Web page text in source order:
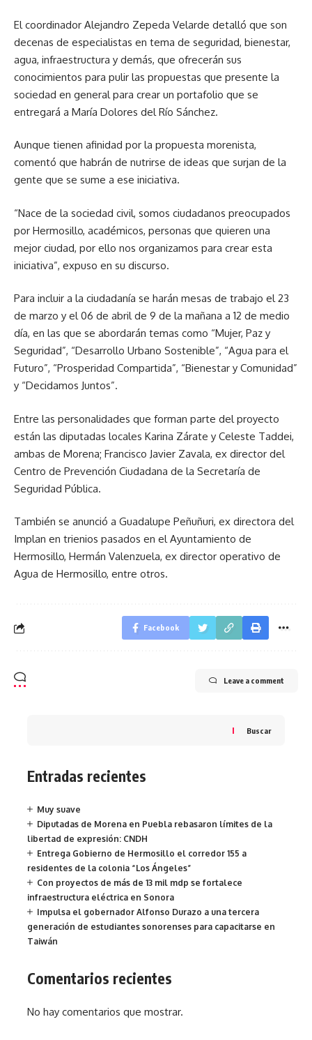
El coordinador Alejandro Zepeda Velarde detalló que son
decenas de especialistas en tema de seguridad, bienestar,
agua, infraestructura y demás, que ofrecerán sus
conocimientos para pulir las propuestas que presente la
sociedad en general para crear un portafolio que se
entregará a María Dolores del Río Sánchez.
Aunque tienen afinidad por la propuesta morenista,
comentó que habrán de nutrirse de ideas que surjan de la
gente que se sume a ese iniciativa.
“Nace de la sociedad civil, somos ciudadanos preocupados
por Hermosillo, académicos, personas que quieren una
mejor ciudad, por ello nos organizamos para crear esta
iniciativa”, expuso en su discurso.
Para incluir a la ciudadanía se harán mesas de trabajo el 23
de marzo y el 06 de abril de 9 de la mañana a 12 de medio
día, en las que se abordarán temas como “Mujer, Paz y
Seguridad”, “Desarrollo Urbano Sostenible”, “Agua para el
Futuro”, “Prosperidad Compartida”, “Bienestar y Comunidad”
y “Decidamos Juntos”.
Entre las personalidades que forman parte del proyecto
están las diputadas locales Karina Zárate y Celeste Taddei,
ambas de Morena; Francisco Javier Zavala, ex director del
Centro de Prevención Ciudadana de la Secretaría de
Seguridad Pública.
También se anunció a Guadalupe Peñuñuri, ex directora del
Implan en trienios pasados en el Ayuntamiento de
Hermosillo, Hermán Valenzuela, ex director operativo de
Agua de Hermosillo, entre otros.
Facebook
Leave a comment
Buscar
Entradas recientes
Muy suave
Diputadas de Morena en Puebla rebasaron límites de la
libertad de expresión: CNDH
Entrega Gobierno de Hermosillo el corredor 155 a
residentes de la colonia “Los Ángeles”
Con proyectos de más de 13 mil mdp se fortalece
infraestructura eléctrica en Sonora
Impulsa el gobernador Alfonso Durazo a una tercera
generación de estudiantes sonorenses para capacitarse en
Taiwán
Comentarios recientes
No hay comentarios que mostrar.